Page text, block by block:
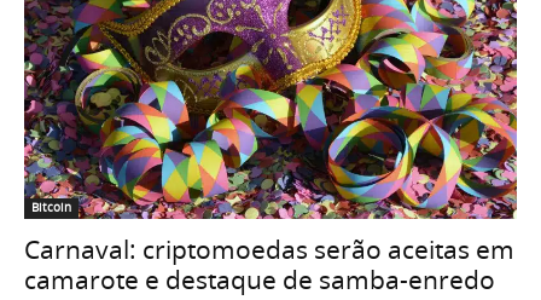
Bitcoin
Carnaval: criptomoedas serão aceitas em
camarote e destaque de samba-enredo